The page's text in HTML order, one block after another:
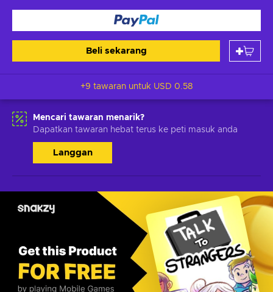
Beli sekarang
+9 tawaran untuk USD 0.58
Mencari tawaran menarik?
Dapatkan tawaran hebat terus ke peti masuk anda
Langgan